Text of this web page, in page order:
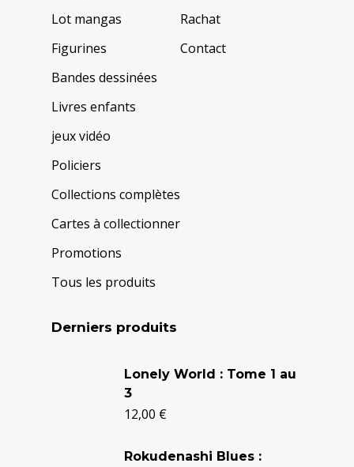
Lot mangas
Figurines
Bandes dessinées
Livres enfants
jeux vidéo
Policiers
Collections complètes
Cartes à collectionner
Promotions
Tous les produits
Rachat
Contact
Derniers produits
Lonely World : Tome 1 au
3
12,00 €
Rokudenashi Blues :